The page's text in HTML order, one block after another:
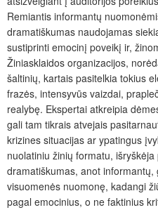
Remiantis informantų
dramatiškumas naudojamas
sustiprinti emocinį poveikį ir,
Žiniasklaidos organizacijos,
šaltinių, kartais pasitelkia tokius
frazės, intensyvūs vaizdai,
realybę. Ekspertai atkreipia
gali tam tikrais atvejais
krizines situacijas ar ypatingus
nuolatiniu žinių formatu,
dramatiškumas, anot
visuomenės nuomonę, kadangi
pagal emocinius, o ne faktinius